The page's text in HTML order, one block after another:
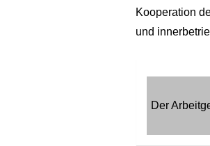
Kooperation
und
Der